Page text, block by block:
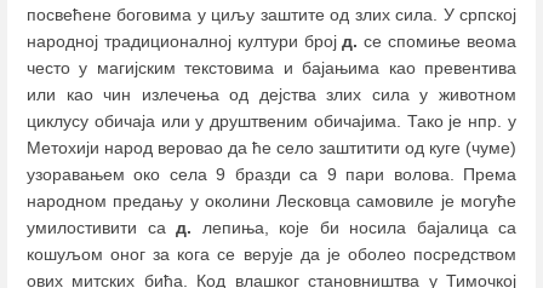
посвећене боговима у циљу заштите од злих сила. У српској
народној традиционалној култури бројд. се спомиње веома
често у магијским текстовима и бајањима као превентива
или као чин излечења од дејства злих сила у животном
циклусу обичаја или у друштвеним обичајима. Тако је нпр. у
Метохији народ веровао да ће село заштитити од куге (чуме)
узоравањем око села 9 бразди са 9 пари волова. Према
народном предању у околини Лесковца самовиле је могуће
умилостивити са д. лепиња, које би носила бајалица са
кошуљом оног за кога се верује да је оболео посредством
ових митских бића. Код влашког становништва у Тимочкој